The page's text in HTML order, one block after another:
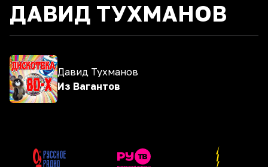
ДАВИД ТУХМАНОВ
Давид Тухманов
Из Вагантов